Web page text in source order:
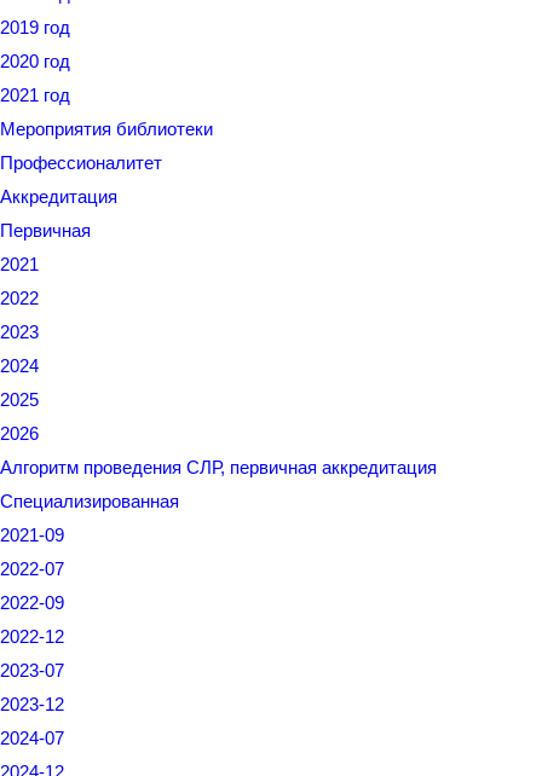
2019 год
2020 год
2021 год
Мероприятия библиотеки
Профессионалитет
Аккредитация
Первичная
2021
2022
2023
2024
2025
2026
Алгоритм проведения СЛР, первичная аккредитация
Специализированная
2021-09
2022-07
2022-09
2022-12
2023-07
2023-12
2024-07
2024-12